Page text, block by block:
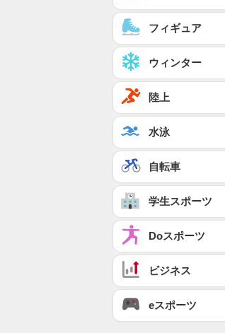
フィギュア
ウィンター
陸上
水泳
自転車
学生スポーツ
Doスポーツ
ビジネス
eスポーツ